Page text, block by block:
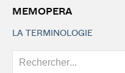
MEMOPERA
LA TERMINOLOGIE